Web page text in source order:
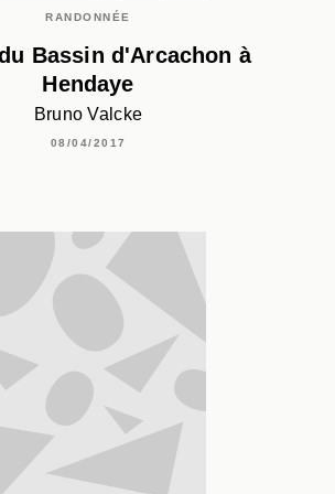
RANDONNÉE
Bassin d'Arcachon à
Hendaye
Bruno Valcke
08/04/2017